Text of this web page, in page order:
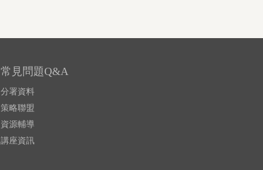
常見問題Q&A
分署資料
策略聯盟
資源輔導
講座資訊